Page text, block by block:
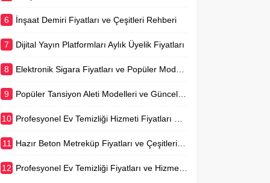
6 İnşaat Demiri Fiyatları ve Çeşitleri Rehberi
7 Dijital Yayın Platformları Aylık Üyelik Fiyatları
8 Elektronik Sigara Fiyatları ve Popüler Modeller
9 Popüler Tansiyon Aleti Modelleri ve Güncel Fiyatları
10 Profesyonel Ev Temizliği Hizmeti Fiyatları Detaylı Rehber
11 Hazır Beton Metreküp Fiyatları ve Çeşitleri Rehberi
12 Profesyonel Ev Temizliği Fiyatları ve Hizmetleri Rehberi